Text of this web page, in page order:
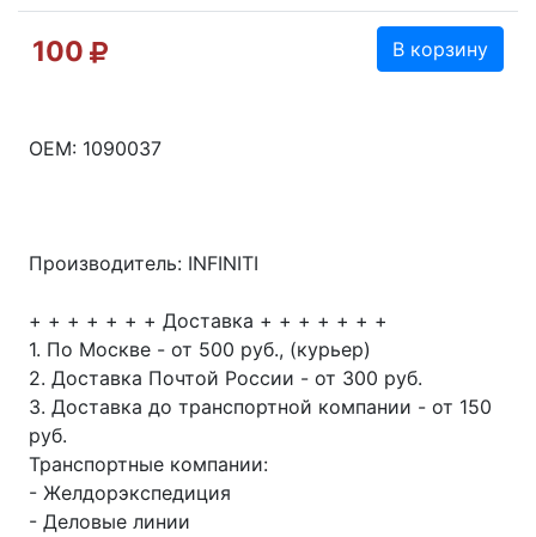
100 В корзину
OEM: 1090037
Производитель: INFINITI
+ + + + + + + Доставка + + + + + + +
1. По Москве - от 500 руб., (курьер)
2. Доставка Почтой России - от 300 руб.
3. Доставка до транспортной компании - от 150
руб.
Транспортные компании:
- Желдорэкспедиция
- Деловые линии